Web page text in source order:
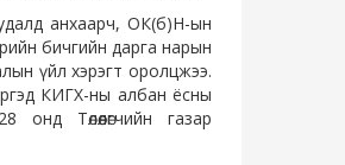
анхаарч, ОК(б)Н-ын
бичгийн дарга нарын
үйл хэрэгт оролцжээ.
КИГХ-ны албан ёсны
Төлөөлөгчийн газар